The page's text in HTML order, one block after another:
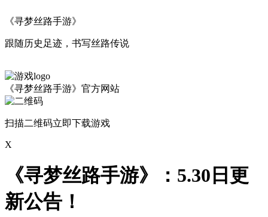
《寻梦丝路手游》
跟随历史足迹，书写丝路传说
《寻梦丝路手游》官方网站
扫描二维码立即下载游戏
X
《寻梦丝路手游》：5.30日更
新公告！